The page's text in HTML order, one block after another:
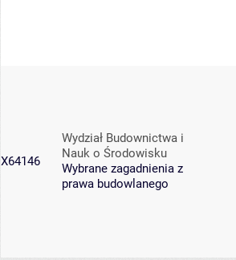
X64146
Wydział Budownictwa i
Nauk o Środowisku
Wybrane zagadnienia z
prawa budowlanego